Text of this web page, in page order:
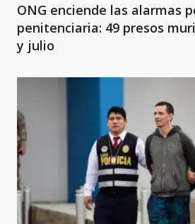
ONG enciende las alarmas
penitenciaria: 49 presos
y julio